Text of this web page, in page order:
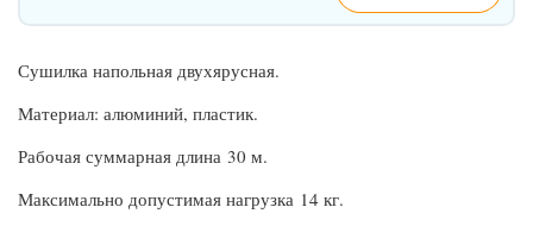
Сушилка напольная двухярусная.
Материал: алюминий, пластик.
Рабочая суммарная длина 30 м.
Максимально допустимая нагрузка 14 кг.